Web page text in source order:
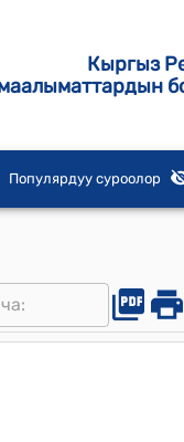
Кыргыз
Популярдуу суроолор